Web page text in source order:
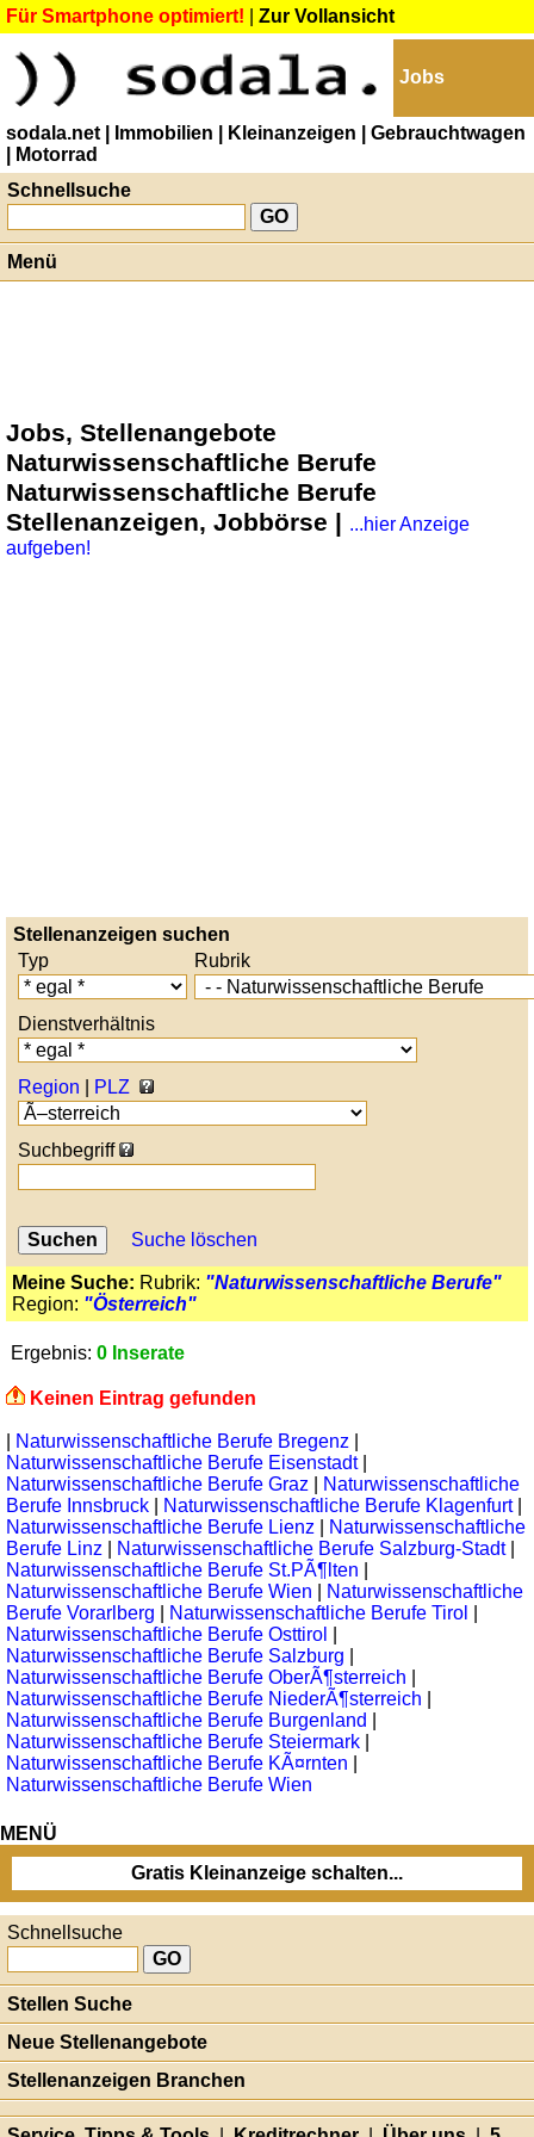
Für Smartphone optimiert! Zur Vollansicht
Jobs
sodala.net | Immobilien | Kleinanzeigen
| Gebrauchtwagen
| Motorrad
Schnellsuche
Menü
Jobs, Stellenangebote
Naturwissenschaftliche Berufe
Naturwissenschaftliche Berufe
Stellenanzeigen, Jobbörse | ...hier Anzeige
aufgeben!
Stellenanzeigen suchen
Typ
Rubrik
Dienstverhältnis
Region PLZ
Suchbegriff
Suche löschen
Meine Suche: Rubrik: "Naturwissenschaftliche Berufe"
Region: "Österreich"
Ergebnis: 0 Inserate
Keinen Eintrag gefunden
Naturwissenschaftliche Berufe Bregenz
Naturwissenschaftliche Berufe Eisenstadt|
Naturwissenschaftliche Berufe Graz
Naturwissenschaftliche
Berufe Innsbruck
Naturwissenschaftliche Berufe Klagenfurt|
Naturwissenschaftliche Berufe Lienz
Naturwissenschaftliche
Berufe Linz
Naturwissenschaftliche Berufe Salzburg-Stadt|
Naturwissenschaftliche Berufe St.PÃ¶lten
Naturwissenschaftliche Berufe Wien
Naturwissenschaftliche
Berufe Vorarlberg
Naturwissenschaftliche Berufe Tirol
Naturwissenschaftliche Berufe Osttirol
Naturwissenschaftliche Berufe Salzburg
Naturwissenschaftliche Berufe OberÃ¶sterreich
Naturwissenschaftliche Berufe NiederÃ¶sterreich
Naturwissenschaftliche Berufe Burgenland
Naturwissenschaftliche Berufe Steiermark
Naturwissenschaftliche Berufe KÃ¤rnten
Naturwissenschaftliche Berufe Wien
MENÜ
Gratis Kleinanzeige schalten...
Schnellsuche
Stellen Suche
Neue Stellenangebote
Stellenanzeigen Branchen